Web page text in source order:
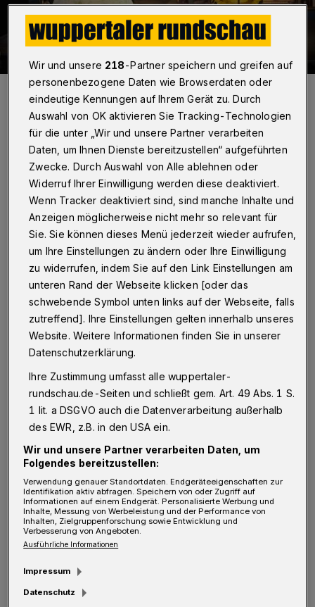
Mutter Amanda (Julia Wolff) lässt ihren Scarlett-O’Hara-
Südstaaten-Charme spielen, um Jim (Alexander Peiler) zu
Gedächtnis-Anzug versucht, der Welt am Plattenspieler zu
entfliehen.
Foto: Wuppertaler Bühnen / Uwe Schinkel
Von Nicole Bolz
M it musikalischen und filmischen
Zitaten schafft er wunderbar
poetische Momente.
Schwupps, ganz lässig springt Batman alias
Tom Wingfield (Konstantin Rickert) aufs Dach
des blauen Überseecontainers. Drinnen, so
werden wir später sehen, befinden sich
sämtliche Erinnerungsstücke seines alten
Lebens, samt seiner Familie. Denn genau da
leben sie, seine Mutter Amanda (Julia Wolff)
und seine Schwester Laura (Lena Vogt), in der
Erinnerung. In seiner — und in ihrer eigenen.
Tom selbst, der hier als Erzähler auftritt, hat
den Absprung geschafft aus dieser
Geisterwelt. Ein Gefangener seiner
Wir und unsere 218-Partner speichern und greifen auf
personenbezogene Daten wie Browserdaten oder
eindeutige Kennungen auf Ihrem Gerät zu. Durch
Auswahl von OK aktivieren Sie Tracking-Technologien
für die unter „Wir und unsere Partner verarbeiten
Daten, um Ihnen Dienste bereitzustellen“ aufgeführten
Zwecke. Durch Auswahl von Alle ablehnen oder
Widerruf Ihrer Einwilligung werden diese deaktiviert.
Wenn Tracker deaktiviert sind, sind manche Inhalte und
Anzeigen möglicherweise nicht mehr so relevant für
Sie. Sie können dieses Menü jederzeit wieder aufrufen,
um Ihre Einstellungen zu ändern oder Ihre Einwilligung
zu widerrufen, indem Sie auf den Link Einstellungen am
unteren Rand der Webseite klicken [oder das
schwebende Symbol unten links auf der Webseite, falls
zutreffend]. Ihre Einstellungen gelten innerhalb unseres
Website. Weitere Informationen finden Sie in unserer
Datenschutzerklärung.
Ihre Zustimmung umfasst alle wuppertaler-
rundschau.de-Seiten und schließt gem. Art. 49 Abs. 1 S.
1 lit. a DSGVO auch die Datenverarbeitung außerhalb
des EWR, z.B. in den USA ein.
Wir und unsere Partner verarbeiten Daten, um
Folgendes bereitzustellen:
Verwendung genauer Standortdaten. Endgeräteeigenschaften zur
Identifikation aktiv abfragen. Speichern von oder Zugriff auf
Informationen auf einem Endgerät. Personalisierte Werbung und
Inhalte, Messung von Werbeleistung und der Performance von
Inhalten, Zielgruppenforschung sowie Entwicklung und
Verbesserung von Angeboten.
Ausführliche Informationen
Impressum
Datenschutz